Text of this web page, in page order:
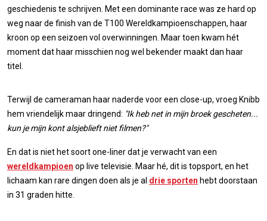
geschiedenis te schrijven. Met een dominante race was ze hard op
weg naar de finish van de T100 Wereldkampioenschappen, haar
kroon op een seizoen vol overwinningen. Maar toen kwam hét
moment dat haar misschien nog wel bekender maakt dan haar
titel.
Terwijl de cameraman haar naderde voor een close-up, vroeg Knibb
hem vriendelijk maar dringend: "Ik heb net in mijn broek gescheten...
kun je mijn kont alsjeblieft niet filmen?"
En dat is niet het soort one-liner dat je verwacht van een
wereldkampioen op live televisie. Maar hé, dit is topsport, en het
lichaam kan rare dingen doen als je al drie sporten hebt doorstaan
in 31 graden hitte.